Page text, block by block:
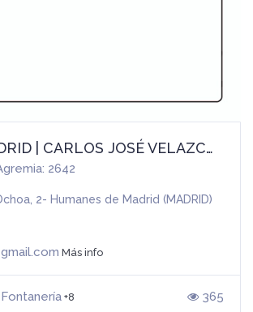
AIRGASMADRID | CARLOS JOSÉ VELAZCO ZUMARÁN
2642
2- Humanes de Madrid (MADRID)
Más info
+8 365